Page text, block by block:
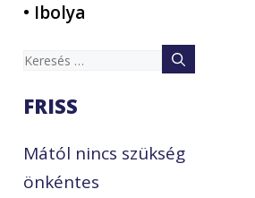
• Ibolya
Keresés:
FRISS
Mától nincs szükség
önkéntes